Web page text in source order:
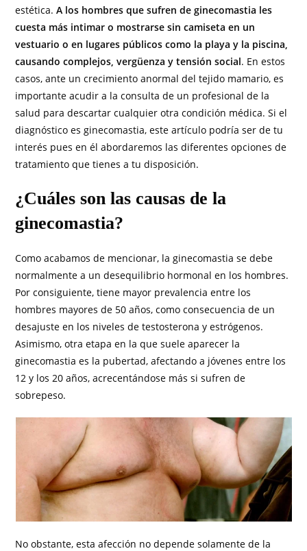
estética.A los hombres que sufren de ginecomastia les
cuesta más intimar o mostrarse sin camiseta en un
vestuario o en lugares públicos como la playa y la piscina,
causando complejos, vergüenza y tensión social. En estos
casos, ante un crecimiento anormal del tejido mamario, es
importante acudir a la consulta de un profesional de la
salud para descartar cualquier otra condición médica. Si el
diagnóstico es ginecomastia, este artículo podría ser de tu
interés pues en él abordaremos las diferentes opciones de
tratamiento que tienes a tu disposición.
¿Cuáles son las causas de la
ginecomastia?
Como acabamos de mencionar, la ginecomastia se debe
normalmente a un desequilibrio hormonal en los hombres.
Por consiguiente, tiene mayor prevalencia entre los
hombres mayores de 50 años, como consecuencia de un
desajuste en los niveles de testosterona y estrógenos.
Asimismo, otra etapa en la que suele aparecer la
ginecomastia es la pubertad, afectando a jóvenes entre los
12 y los 20 años, acrecentándose más si sufren de
sobrepeso.
No obstante, esta afección no depende solamente de la